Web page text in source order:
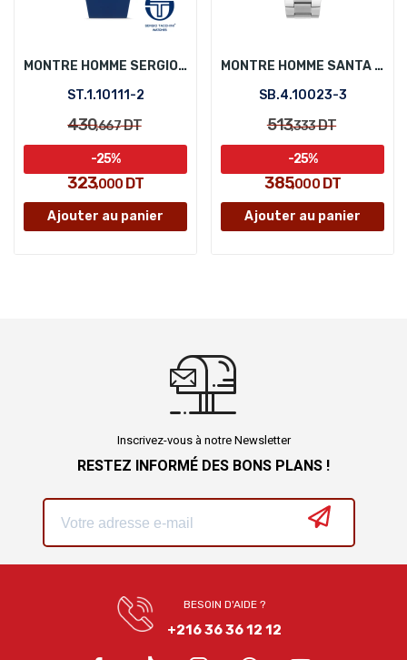
MONTRE HOMME SERGIO TACCHINI ST.1.10111-2
ST.1.10111-2
430,667DT
323,000 DT
-25%
Ajouter au panier
MONTRE HOMME SANTA BARBARA POLO SB.4.10023-3
SB.4.10023-3
513,333DT
385,000DT
-25%
Ajouter au panier
Inscrivez-vous à notre Newsletter
RESTEZ INFORMÉ DES BONS PLANS !
BESOIN D'AIDE ?
+216 36 36 12 12